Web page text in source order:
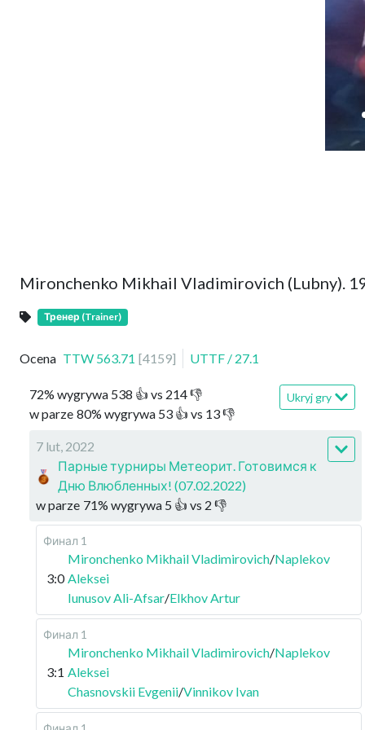
Mironchenko Mikhail Vladimirovich (Lubny).
Тренер (Trainer)
Ocena TTW 563.71 [4159] UTTF / 27.1
72% wygrywa 538 👍 vs 214👎
w parze 80% wygrywa 53 👍 vs 13👎
Ukryj gry
7 lut, 2022
Парные турниры Метеорит. Готовимся к
Дню Влюбленных! (07.02.2022)
w parze 71% wygrywa 5 👍 vs 2 👎
Финал 1
3:0
Mironchenko Mikhail Vladimirovich/Naplekov
Aleksei
Iunusov Ali-Afsar/Elkhov Artur
Финал 1
3:1
Mironchenko Mikhail Vladimirovich/Naplekov
Aleksei
Chasnovskii Evgenii/Vinnikov Ivan